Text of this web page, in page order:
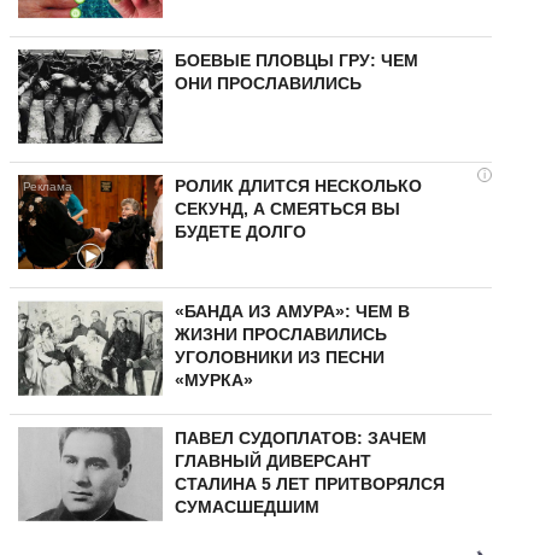
БОЕВЫЕ ПЛОВЦЫ ГРУ: ЧЕМ
ОНИ ПРОСЛАВИЛИСЬ
i
РОЛИК ДЛИТСЯ НЕСКОЛЬКО
СЕКУНД, А СМЕЯТЬСЯ ВЫ
БУДЕТЕ ДОЛГО
«БАНДА ИЗ АМУРА»: ЧЕМ В
ЖИЗНИ ПРОСЛАВИЛИСЬ
УГОЛОВНИКИ ИЗ ПЕСНИ
«МУРКА»
ПАВЕЛ СУДОПЛАТОВ: ЗАЧЕМ
ГЛАВНЫЙ ДИВЕРСАНТ
СТАЛИНА 5 ЛЕТ ПРИТВОРЯЛСЯ
СУМАСШЕДШИМ